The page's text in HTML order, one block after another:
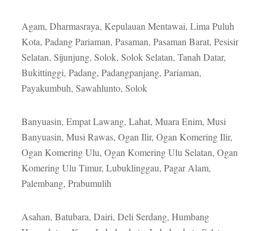
Agam, Dharmasraya, Kepulauan Mentawai, Lima Puluh
Kota, Padang Pariaman, Pasaman, Pasaman Barat, Pesisir
Selatan, Sijunjung, Solok, Solok Selatan, Tanah Datar,
Bukittinggi, Padang, Padangpanjang, Pariaman,
Payakumbuh, Sawahlunto, Solok
Banyuasin, Empat Lawang, Lahat, Muara Enim, Musi
Banyuasin, Musi Rawas, Ogan Ilir, Ogan Komering Ilir,
Ogan Komering Ulu, Ogan Komering Ulu Selatan, Ogan
Komering Ulu Timur, Lubuklinggau, Pagar Alam,
Palembang, Prabumulih
Asahan, Batubara, Dairi, Deli Serdang, Humbang